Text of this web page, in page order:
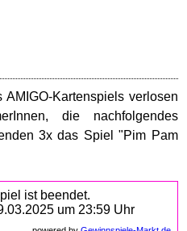
Kartenspiels verlosen
die nachfolgendes
3x das Spiel "Pim Pam